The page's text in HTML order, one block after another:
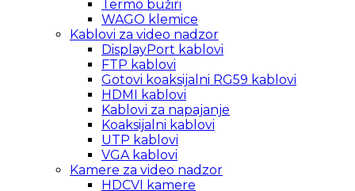
Termo bužiri
WAGO klemice
Kablovi za video nadzor
DisplayPort kablovi
FTP kablovi
Gotovi koaksijalni RG59 kablovi
HDMI kablovi
Kablovi za napajanje
Koaksijalni kablovi
UTP kablovi
VGA kablovi
Kamere za video nadzor
HDCVI kamere